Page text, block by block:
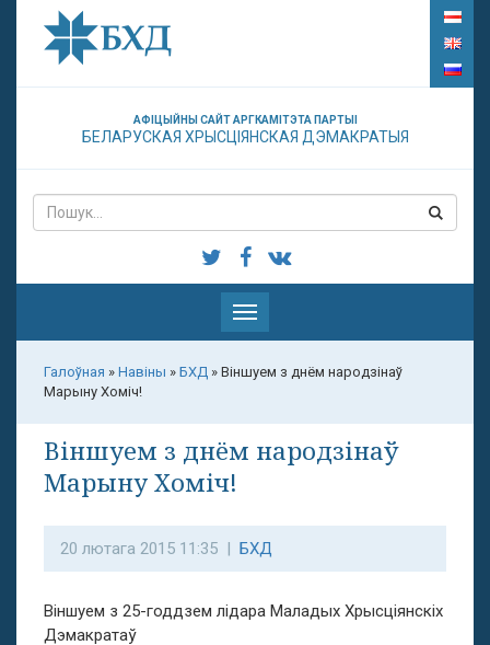
АФІЦЫЙНЫ САЙТ АРГКАМІТЭТА ПАРТЫІ
БЕЛАРУСКАЯ ХРЫСЦІЯНСКАЯ ДЭМАКРАТЫЯ
Паказаць
меню
Галоўная » Навіны » БХД » Віншуем з днём народзінаў
Марыну Хоміч!
Віншуем з днём народзінаў
Марыну Хоміч!
20 лютага 2015 11:35 | БХД
Віншуем з 25-годдзем лідара Маладых Хрысціянскіх
Дэмакратаў